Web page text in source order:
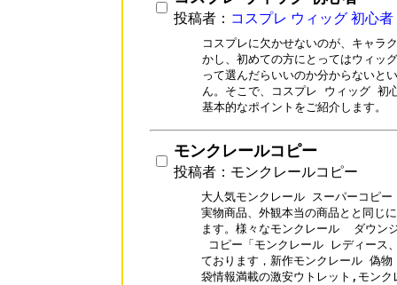
投稿者： コスプレ ウィッグ 初心者
コスプレに欠かせないのが、キャラ
かし、初めての方にとってはウィッ
って選んだらいいのか分からないと
ん。そこで、コスプレ ウィッグ 初
基本的なポイントをご紹介します。
モンクレールコピー
投稿者：モンクレールコピー
大人気モンクレール スーパーコピ
実物商品、外観本当の商品とと同じ
ます。様々なモンクレール  ダウン
コピー「モンクレール レディース
ております，新作モンクレール 偽
袋情報満載の激安ウトレット,モン